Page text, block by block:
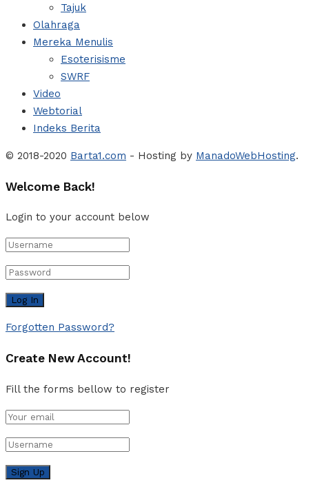
Tajuk
Olahraga
Mereka Menulis
Esoterisisme
SWRF
Video
Webtorial
Indeks Berita
© 2018-2020 Barta1.com - Hosting by ManadoWebHosting.
Welcome Back!
Login to your account below
Forgotten Password?
Create New Account!
Fill the forms bellow to register